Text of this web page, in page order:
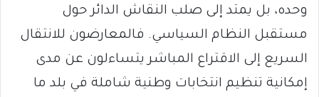
وحده، بل يمتد إلى صلب النقاش الدائر حول
مستقبل النظام السياسي. فالمعارضون للانتقال
السريع إلى الاقتراع المباشر يتساءلون عن مدى
إمكانية تنظيم انتخابات وطنية شاملة في بلد ما